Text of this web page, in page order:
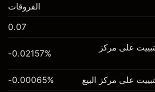
المالي متاح للتداول من خلال عقود
عن:
الفروقات
0.07
على مركز
-0.02157%
على مركز البيع -0.00065%